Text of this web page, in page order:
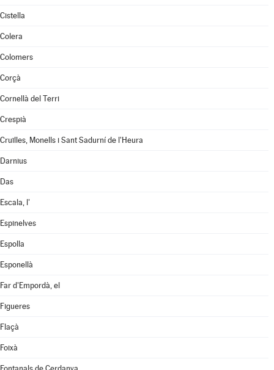
Cistella
Colera
Colomers
Corçà
Cornellà del Terri
Crespià
Cruïlles, Monells i Sant Sadurní de l'Heura
Darnius
Das
Escala, l'
Espinelves
Espolla
Esponellà
Far d'Empordà, el
Figueres
Flaçà
Foixà